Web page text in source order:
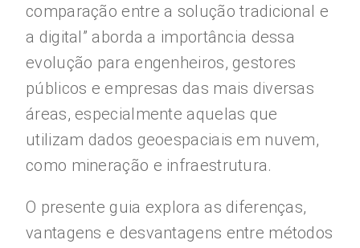
comparação entre a solução tradicional e
a digital” aborda a importância dessa
evolução para engenheiros, gestores
públicos e empresas das mais diversas
áreas, especialmente aquelas que
utilizam dados geoespaciais em nuvem,
como mineração e infraestrutura.
O presente guia explora as diferenças,
vantagens e desvantagens entre métodos